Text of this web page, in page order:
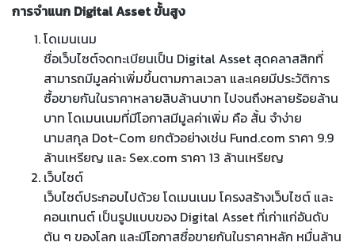
การจำแนก Digital Asset ขั้นสูง
โดเมนเนม
ชื่อเว็บไซต์จดทะเบียนเป็น Digital Asset สุดคลาสสิกที่
สามารถมีมูลค่าเพิ่มขึ้นตามกาลเวลา และเคยมีประวัติการ
ซื้อขายกันในราคาหลายสิบล้านบาท ไปจนถึงหลายร้อยล้าน
บาท โดเมนเนมที่มีโอกาสมีมูลค่าเพิ่ม คือ สั้น จำง่าย
นามสกุล Dot-Com ยกตัวอย่างเช่น Fund.com ราคา 9.9
ล้านเหรียญ และ Sex.com ราคา 13 ล้านเหรียญ
เว็บไซต์
เว็บไซต์ประกอบไปด้วย โดเมนเนม โครงสร้างเว็บไซต์ และ
คอนเทนต์ เป็นรูปแบบของ Digital Asset ที่เก่าแก่อันดับ
ต้น ๆ ของโลก และมีโอกาสซื่อขายกันในราคาหลัก หมื่นล้าน